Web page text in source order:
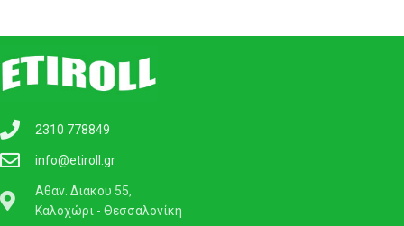
2310 778849
info@etiroll.gr
Αθαν. Διάκου 55,
Καλοχώρι - Θεσσαλονίκη